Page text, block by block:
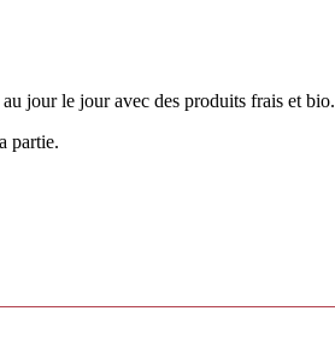
jour le jour avec des produits frais et bio.
partie.